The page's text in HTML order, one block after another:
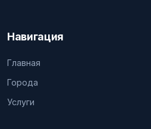
Навигация
Главная
Города
Услуги